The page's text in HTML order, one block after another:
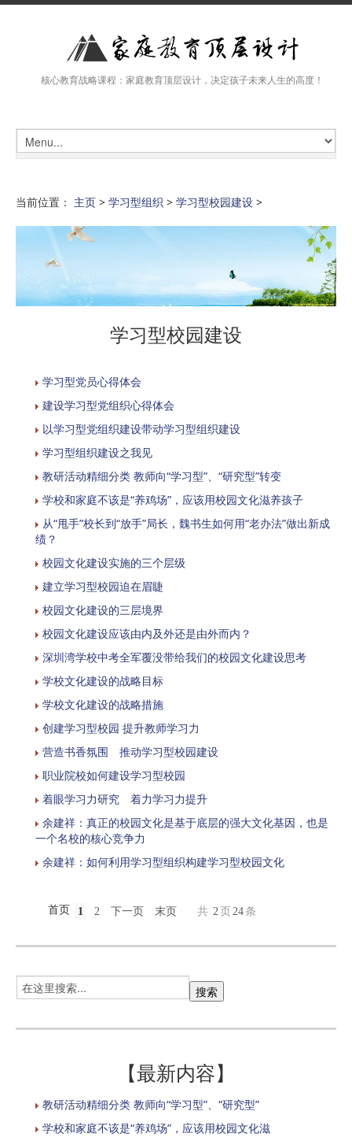
核心教育战略课程：家庭教育顶层设计，决定孩子未来人生的高度！
当前位置： 主页 > 学习型组织 > 学习型校园建设 >
学习型校园建设
学习型党员心得体会
建设学习型党组织心得体会
以学习型党组织建设带动学习型组织建设
学习型组织建设之我见
教研活动精细分类 教师向“学习型”、“研究型”转变
学校和家庭不该是“养鸡场”，应该用校园文化滋养孩子
从“甩手”校长到“放手”局长，魏书生如何用“老办法”做出新成
绩？
校园文化建设实施的三个层级
建立学习型校园迫在眉睫
校园文化建设的三层境界
校园文化建设应该由内及外还是由外而内？
深圳湾学校中考全军覆没带给我们的校园文化建设思考
学校文化建设的战略目标
学校文化建设的战略措施
创建学习型校园 提升教师学习力
营造书香氛围 推动学习型校园建设
职业院校如何建设学习型校园
着眼学习力研究 着力学习力提升
余建祥：真正的校园文化是基于底层的强大文化基因，也是
一个名校的核心竞争力
余建祥：如何利用学习型组织构建学习型校园文化
首页 1 2 下一页 末页 共 2 页 24 条
【最新内容】
教研活动精细分类 教师向“学习型”、“研究型”
学校和家庭不该是“养鸡场”，应该用校园文化滋